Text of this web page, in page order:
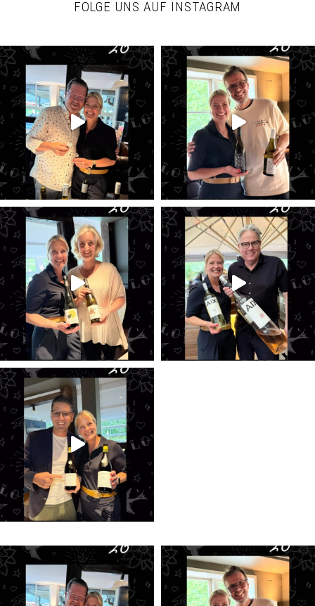
FOLGE UNS AUF INSTAGRAM